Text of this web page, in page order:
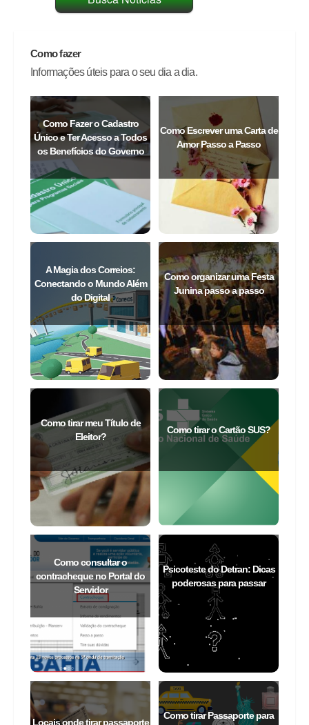
Como fazer
Informações úteis para o seu dia a dia.
Como Fazer o Cadastro
Único e Ter Acesso a Todos
os Benefícios do Governo
Como Escrever uma Carta de
Amor Passo a Passo
A Magia dos Correios:
Conectando o Mundo Além
do Digital
Como organizar uma Festa
Junina passo a passo
Como tirar meu Título de
Eleitor?
Como tirar o Cartão SUS?
Como consultar o
contracheque no Portal do
Servidor
Psicoteste do Detran: Dicas
poderosas para passar
Locais onde tirar passaporte
Como tirar Passaporte para